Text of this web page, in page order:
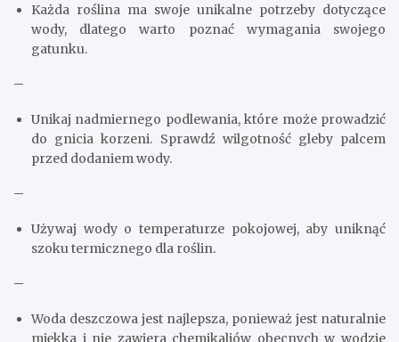
Każda roślina ma swoje unikalne potrzeby dotyczące
wody, dlatego warto poznać wymagania swojego
gatunku.
–
Unikaj nadmiernego podlewania, które może prowadzić
do gnicia korzeni. Sprawdź wilgotność gleby palcem
przed dodaniem wody.
–
Używaj wody o temperaturze pokojowej, aby uniknąć
szoku termicznego dla roślin.
–
Woda deszczowa jest najlepsza, ponieważ jest naturalnie